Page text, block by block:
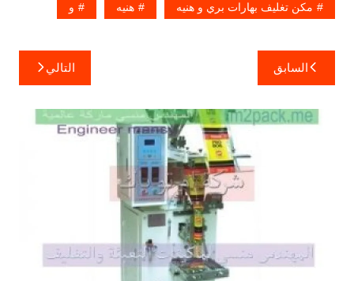
مكن تغليف بهارات بري و هنيه هنيه و
تصفّح
المقالات
السابق التالي